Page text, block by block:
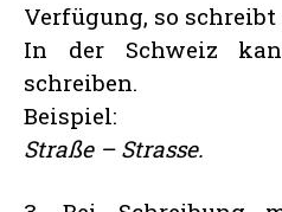
Verfügung, so schreibt
In der Schweiz
schreiben.
Beispiel:
Straße – Strasse.